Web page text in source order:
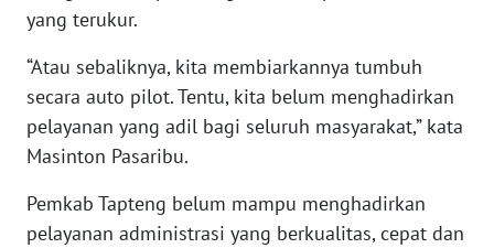
yang terukur.
“Atau sebaliknya, kita membiarkannya tumbuh
secara auto pilot. Tentu, kita belum menghadirkan
pelayanan yang adil bagi seluruh masyarakat,” kata
Masinton Pasaribu.
Pemkab Tapteng belum mampu menghadirkan
pelayanan administrasi yang berkualitas, cepat dan
KALTARA
WN
KALSEL
WN
KALTIM